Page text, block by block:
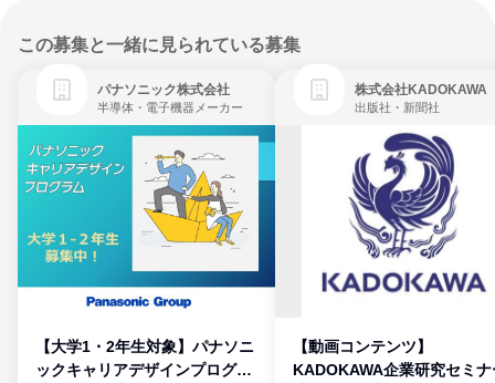
この募集と一緒に見られている募集
パナソニック株式会社
半導体・電子機器メーカー
【大学1・2年生対象】パナソニ
ックキャリアデザインプログラ
株式会社KADOKAWA
出版社・新聞社
【動画コンテンツ】
KADOKAWA企業研究セミナ